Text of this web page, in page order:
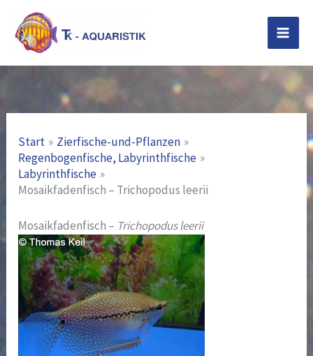
Inhalt
springen
Start
Zierfische-und-Pflanzen
Regenbogenfische, Labyrinthfische
Labyrinthfische
Mosaikfadenfisch – Trichopodus leerii
Mosaikfadenfisch – Trichopodus leerii